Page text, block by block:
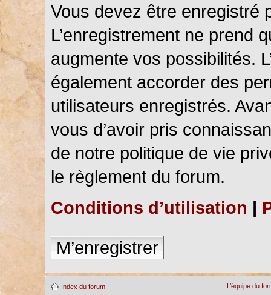
Vous devez être enregistré
L’enregistrement ne prend
augmente vos possibilités.
également accorder des
utilisateurs enregistrés.
vous d’avoir pris
de notre politique de vie
le règlement du forum.
Conditions d’utilisation |
M’enregistrer
Index du forum L’équipe du